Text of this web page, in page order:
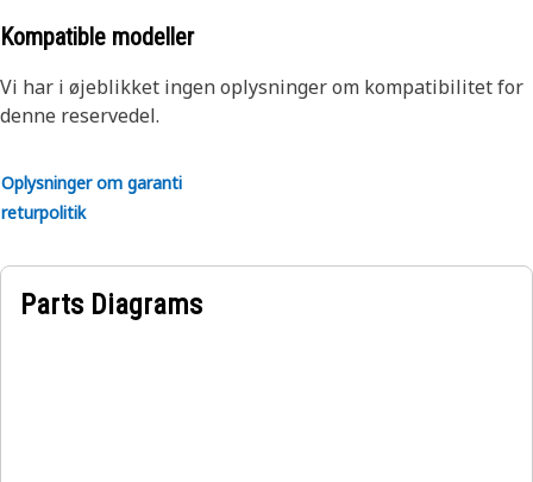
Kompatible modeller
Vi har i øjeblikket ingen oplysninger om kompatibilitet for
denne reservedel.
Oplysninger om garanti
returpolitik
Parts Diagrams